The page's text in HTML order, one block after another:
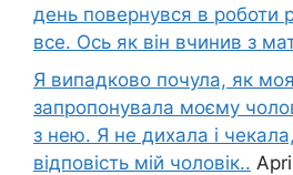
день повернувся в роботи
все. Ось як він вчинив з
Я випадково почула, як
запропонувала моєму
з нею. Я не дихала і
відповість мій чоловік..